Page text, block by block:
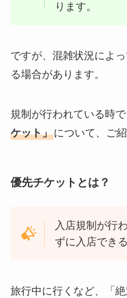
ります。
ですが、混雑状況によ
る場合があります。
規制が行われている時
ケット」について、ご
優先チケットとは？
入店規制が行
ずに入店でき
旅行中に行くなど、「